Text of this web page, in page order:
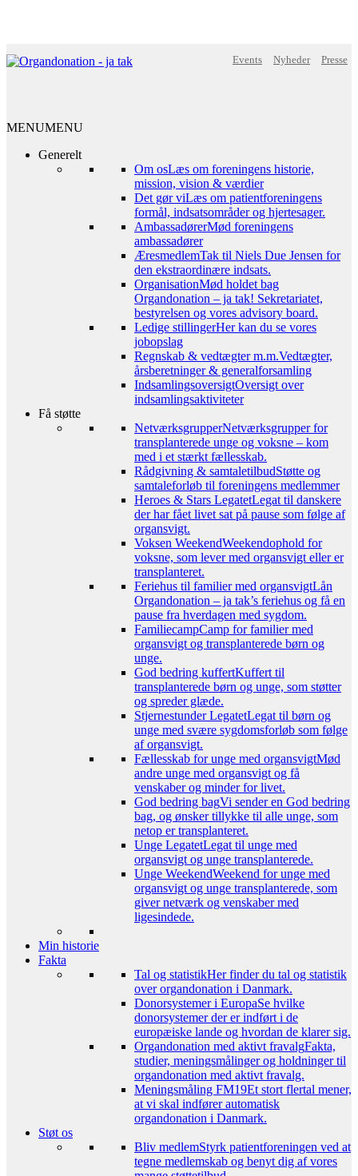
Events Nyheder Presse
MENUMENU
Generelt
Om osLæs om foreningens historie,
mission, vision & værdier
Det gør viLæs om patientforeningens
formål, indsatsområder og hjertesager.
AmbassadørerMød foreningens
ambassadører
ÆresmedlemTak til Niels Due Jensen for
den ekstraordinære indsats.
OrganisationMød holdet bag
Organdonation – ja tak! Sekretariatet,
bestyrelsen og vores advisory board.
Ledige stillingerHer kan du se vores
jobopslag
Regnskab & vedtægter m.m.Vedtægter,
årsberetninger & generalforsamling
IndsamlingsoversigtOversigt over
indsamlingsaktiviteter
Få støtte
NetværksgrupperNetværksgrupper for
transplanterede unge og voksne – kom
med i et stærkt fællesskab.
Rådgivning & samtaletilbudStøtte og
samtaleforløb til foreningens medlemmer
Heroes & Stars LegatetLegat til danskere
der har fået livet sat på pause som følge af
organsvigt.
Voksen WeekendWeekendophold for
voksne, som lever med organsvigt eller er
transplanteret.
Feriehus til familier med organsvigtLån
Organdonation – ja tak’s feriehus og få en
pause fra hverdagen med sygdom.
FamiliecampCamp for familier med
organsvigt og transplanterede børn og
unge.
God bedring kuffertKuffert til
transplanterede børn og unge, som støtter
og spreder glæde.
Stjernestunder LegatetLegat til børn og
unge med svære sygdomsforløb som følge
af organsvigt.
Fællesskab for unge med organsvigtMød
andre unge med organsvigt og få
venskaber og minder for livet.
God bedring bagVi sender en God bedring
bag, og ønsker tillykke til alle unge, som
netop er transplanteret.
Unge LegatetLegat til unge med
organsvigt og unge transplanterede.
Unge WeekendWeekend for unge med
organsvigt og unge transplanterede, som
giver netværk og venskaber med
ligesindede.
Min historie
Fakta
Tal og statistikHer finder du tal og statistik
over organdonation i Danmark.
Donorsystemer i EuropaSe hvilke
donorsystemer der er indført i de
europæiske lande og hvordan de klarer sig.
Organdonation med aktivt fravalgFakta,
studier, meningsmålinger og holdninger til
organdonation med aktivt fravalg.
Meningsmåling FM19Et stort flertal mener,
at vi skal indfører automatisk
organdonation i Danmark.
Støt os
Bliv medlemStyrk patientforeningen ved at
tegne medlemskab og benyt dig af vores